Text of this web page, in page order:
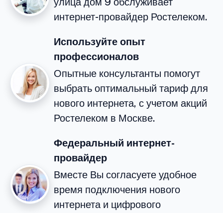
интернет-провайдер Ростелеком.
Используйте опыт
профессионалов
Опытные консультанты помогут
выбрать оптимальный тариф для
нового интернета, с учетом акций
Ростелеком в Москве.
Федеральный интернет-
провайдер
Вместе Вы согласуете удобное
время подключения нового
интернета и цифрового